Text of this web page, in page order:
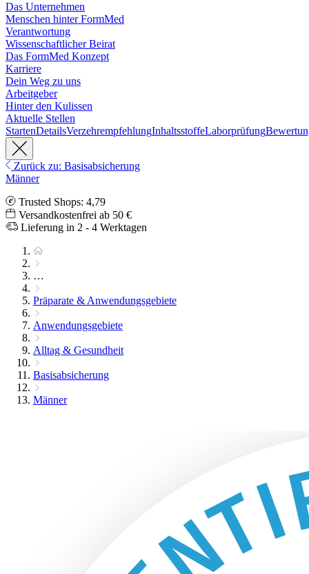
Das Unternehmen
Menschen hinter FormMed
Verantwortung
Wissenschaftlicher Beirat
Das FormMed Konzept
Karriere
Dein Weg zu uns
Arbeitgeber
Hinter den Kulissen
Aktuelle Stellen
StartenDetailsVerzehrempfehlungInhaltsstoffeLaborprüfung
Zurück zu: Basisabsicherung
Männer
Trusted Shops: 4,79
Versandkostenfrei ab 50 €
Lieferung in 2 - 4 Werktagen
…
Präparate & Anwendungsgebiete
Anwendungsgebiete
Alltag & Gesundheit
Basisabsicherung
Männer